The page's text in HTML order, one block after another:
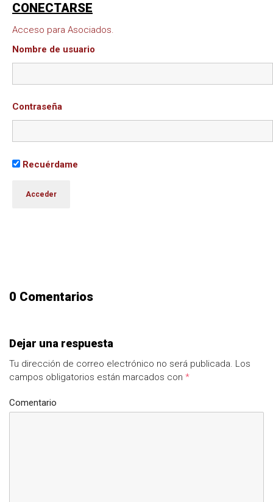
CONECTARSE
Acceso para Asociados.
Nombre de usuario
Contraseña
Recuérdame
0 Comentarios
Dejar una respuesta
Tu dirección de correo electrónico no será publicada. Los
campos obligatorios están marcados con *
Comentario